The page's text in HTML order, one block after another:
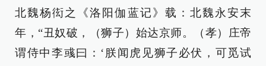
北魏杨衒之《洛阳伽蓝记》载：北魏永安末
年，“丑奴破，（狮子）始达京师。（孝）庄帝
谓侍中李彧曰：‘朕闻虎见狮子必伏，可觅试